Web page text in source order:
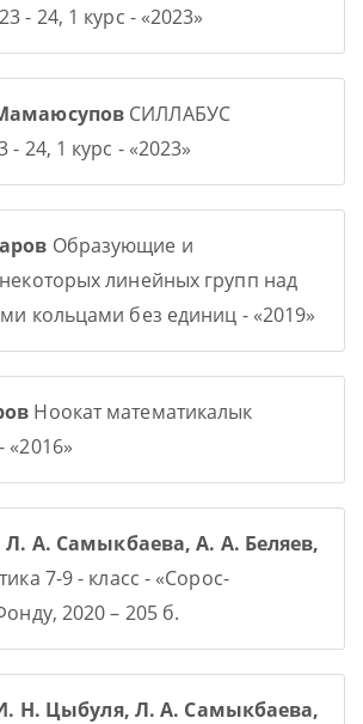
- 24, 1 курс - «2023»
СИЛЛАБУС
24, 1 курс - «2023»
Образующие и
линейных групп над
кольцами без единиц - «2019»
Ноокат математикалык
А. Самыкбаева, А. А. Беляев,
7-9 - класс - «Сорос-
2020 – 205 б.
Н. Цыбуля, Л. А. Самыкбаева,